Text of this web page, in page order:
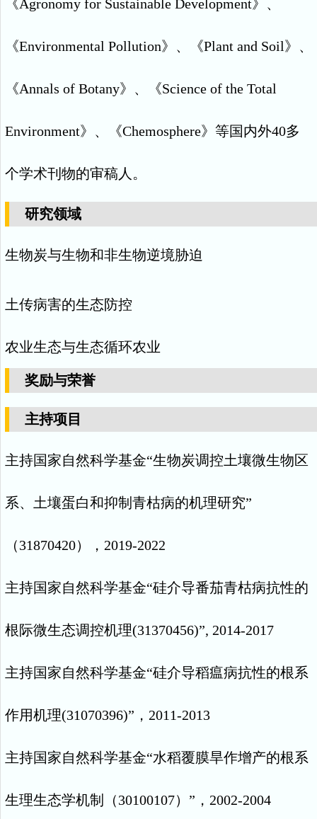
《Agronomy for Sustainable Development》、
《Environmental Pollution》、《Plant and Soil》、
《Annals of Botany》、《Science of the Total
Environment》、《Chemosphere》等国内外40多
个学术刊物的审稿人。
研究领域
生物炭与生物和非生物逆境胁迫
土传病害的生态防控
农业生态与生态循环农业
奖励与荣誉
主持项目
主持国家自然科学基金“生物炭调控土壤微生物区
系、土壤蛋白和抑制青枯病的机理研究”
（31870420）， 2019-2022
主持国家自然科学基金“硅介导番茄青枯病抗性的
根际微生态调控机理(31370456)”, 2014-2017
主持国家自然科学基金“硅介导稻瘟病抗性的根系
作用机理(31070396)” ， 2011-2013
主持国家自然科学基金“水稻覆膜旱作增产的根系
生理生态学机制（30100107） ” ， 2002-2004